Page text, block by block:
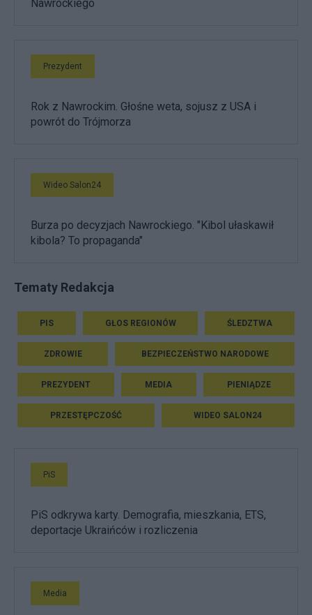
Nawrockiego
Prezydent
Rok z Nawrockim. Głośne weta, sojusz z USA i
powrót do Trójmorza
Wideo Salon24
Burza po decyzjach Nawrockiego. "Kibol ułaskawił
kibola? To propaganda"
Tematy Redakcja
PIS GŁOS REGIONÓW ŚLEDZTWA
ZDROWIE BEZPIECZEŃSTWO NARODOWE
PREZYDENT MEDIA PIENIĄDZE
PRZESTĘPCZOŚĆ WIDEO SALON24
PiS
PiS odkrywa karty. Demografia, mieszkania, ETS,
deportacje Ukraińców i rozliczenia
Media